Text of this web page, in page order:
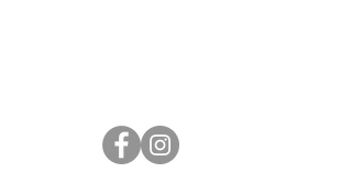
Παρουσιάσεις